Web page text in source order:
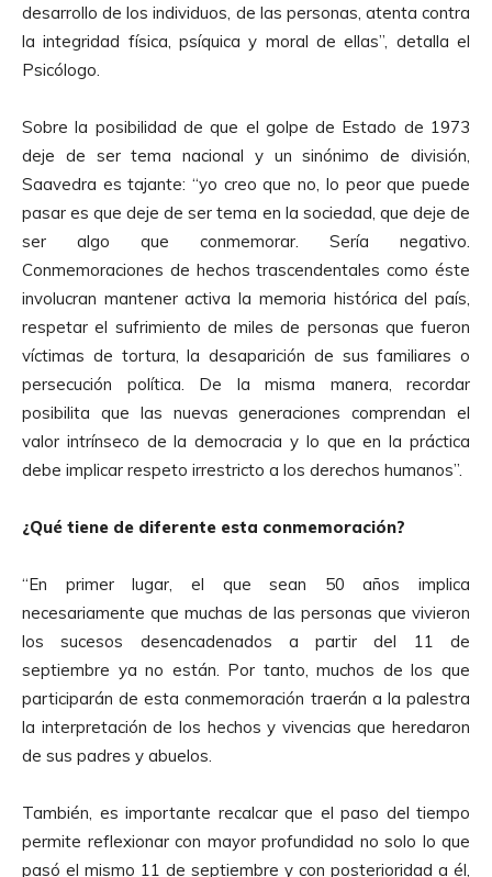
desarrollo de los individuos, de las personas, atenta contra
la integridad física, psíquica y moral de ellas”, detalla el
Psicólogo.
Sobre la posibilidad de que el golpe de Estado de 1973
deje de ser tema nacional y un sinónimo de división,
Saavedra es tajante: “yo creo que no, lo peor que puede
pasar es que deje de ser tema en la sociedad, que deje de
ser algo que conmemorar. Sería negativo.
Conmemoraciones de hechos trascendentales como éste
involucran mantener activa la memoria histórica del país,
respetar el sufrimiento de miles de personas que fueron
víctimas de tortura, la desaparición de sus familiares o
persecución política. De la misma manera, recordar
posibilita que las nuevas generaciones comprendan el
valor intrínseco de la democracia y lo que en la práctica
debe implicar respeto irrestricto a los derechos humanos”.
¿Qué tiene de diferente esta conmemoración?
“En primer lugar, el que sean 50 años implica
necesariamente que muchas de las personas que vivieron
los sucesos desencadenados a partir del 11 de
septiembre ya no están. Por tanto, muchos de los que
participarán de esta conmemoración traerán a la palestra
la interpretación de los hechos y vivencias que heredaron
de sus padres y abuelos.
También, es importante recalcar que el paso del tiempo
permite reflexionar con mayor profundidad no solo lo que
pasó el mismo 11 de septiembre y con posterioridad a él,